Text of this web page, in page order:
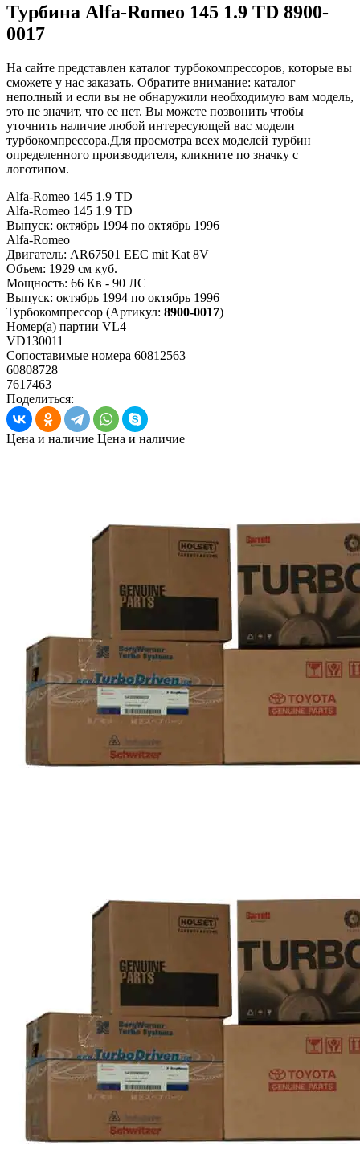
Турбина Alfa-Romeo 145 1.9 TD 8900-
0017
На сайте представлен каталог турбокомпрессоров, которые вы
сможете у нас заказать. Обратите внимание: каталог
неполный и если вы не обнаружили необходимую вам модель,
это не значит, что ее нет. Вы можете позвонить чтобы
уточнить наличие любой интересующей вас модели
турбокомпрессора.Для просмотра всех моделей турбин
определенного производителя, кликните по значку с
логотипом.
Alfa-Romeo 145 1.9 TD
Alfa-Romeo 145 1.9 TD
Выпуск: октябрь 1994 по октябрь 1996
Alfa-Romeo
Двигатель: AR67501 EEC mit Kat 8V
Объем: 1929 см куб.
Мощность: 66 Кв - 90 ЛС
Выпуск: октябрь 1994 по октябрь 1996
Турбокомпрессор (Артикул: 8900-0017)
Номер(а) партии VL4
VD130011
Сопоставимые номера 60812563
60808728
7617463
Поделиться:
Цена и наличие Цена и наличие